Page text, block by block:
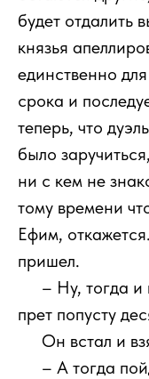
будет отдалить
князья
единственно
срока и
теперь, что
было
ни с кем не
тому времени
Ефим,
пришел.
– Ну, тогда и
прет попусту
Он встал и
– А тогда